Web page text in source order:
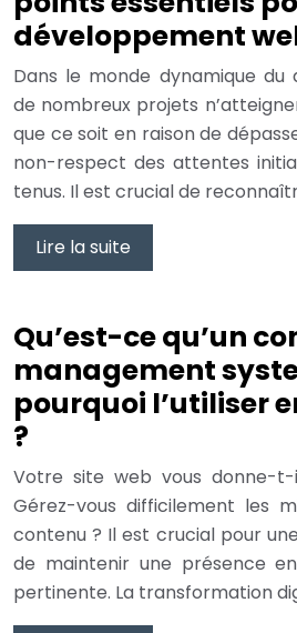
développement
Dans le monde dynamique du
de nombreux projets
que ce soit en raison de
non-respect des attentes
tenus. Il est crucial de
Lire la suite
Qu’est-ce qu’un
management
pourquoi l’utiliser
?
Votre site web vous donne-
Gérez-vous difficilement les
contenu ? Il est crucial pour
de maintenir une présence
pertinente. La transformation